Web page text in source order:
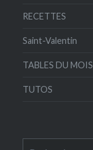
RECETTES
Saint-Valentin
TABLES DU MOIS
TUTOS